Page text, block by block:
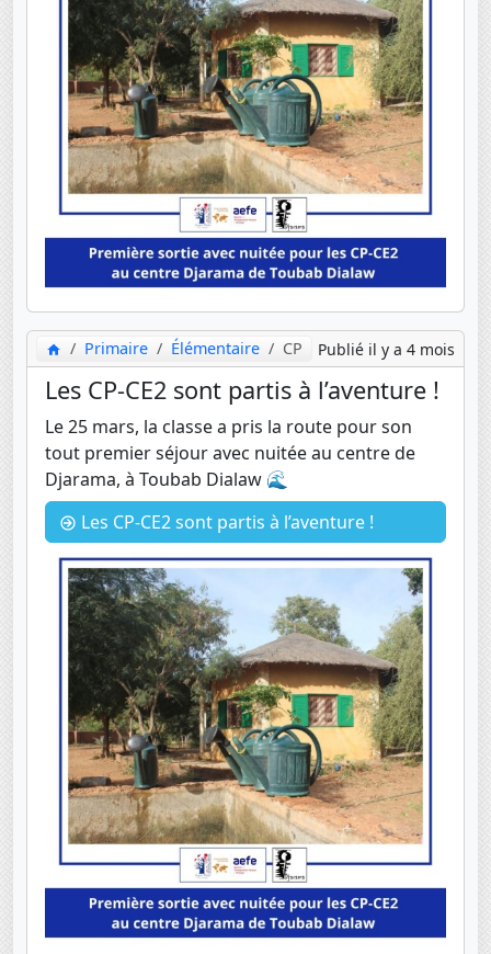
Primaire Élémentaire CP Publié il y a 4 mois
Les CP-CE2 sont partis à l’aventure !
Le 25 mars, la classe a pris la route pour son
tout premier séjour avec nuitée au centre de
Djarama, à Toubab Dialaw 🌊
Les CP-CE2 sont partis à l’aventure !